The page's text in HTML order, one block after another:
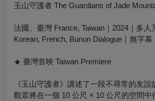
玉山守護者 The Guardians of Jade
法國、臺灣 France, Taiwan｜2024｜多
Korean, French, Bunun Dialogue｜無字幕
★ 臺灣首映 Taiwan Premiere
《玉山守護者》講述了一段不尋常的友
觀眾將在一個 10 公尺 × 10 公尺的空間